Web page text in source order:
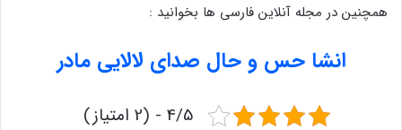
همچنین در مجله آنلاین فارسی ها بخوانید :
انشا حس و حال صدای لالایی مادر
4/5 - (2 امتیاز)